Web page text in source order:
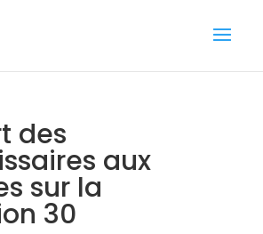
des
aux
sur la
30